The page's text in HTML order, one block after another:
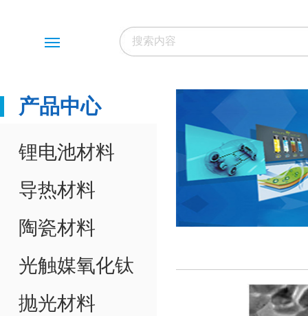
产品中心
锂电池材料
导热材料
陶瓷材料
光触媒氧化钛
抛光材料